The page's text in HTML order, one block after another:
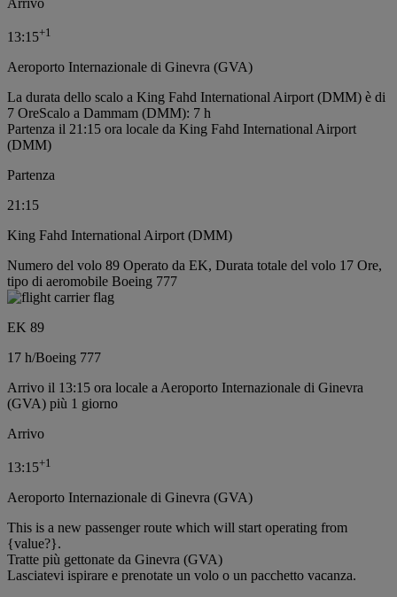
13:15+1
Aeroporto Internazionale di Ginevra (GVA)
La durata dello scalo a King Fahd International Airport (DMM) è di
7 OreScalo a Dammam (DMM): 7 h
Partenza il 21:15 ora locale da King Fahd International Airport
(DMM)
Partenza
21:15
King Fahd International Airport (DMM)
Numero del volo 89 Operato da EK, Durata totale del volo 17 Ore,
tipo di aeromobile Boeing 777
EK 89
17 h/Boeing 777
Arrivo il 13:15 ora locale a Aeroporto Internazionale di Ginevra
(GVA) più 1 giorno
Arrivo
13:15+1
Aeroporto Internazionale di Ginevra (GVA)
This is a new passenger route which will start operating from
{value?}.
Tratte più gettonate da Ginevra (GVA)
Lasciatevi ispirare e prenotate un volo o un pacchetto vacanza.